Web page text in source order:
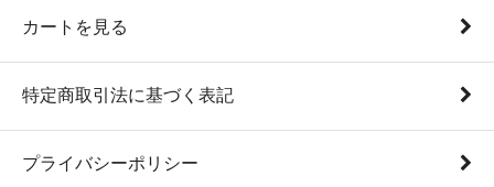
カートを見る
特定商取引法に基づく表記
プライバシーポリシー